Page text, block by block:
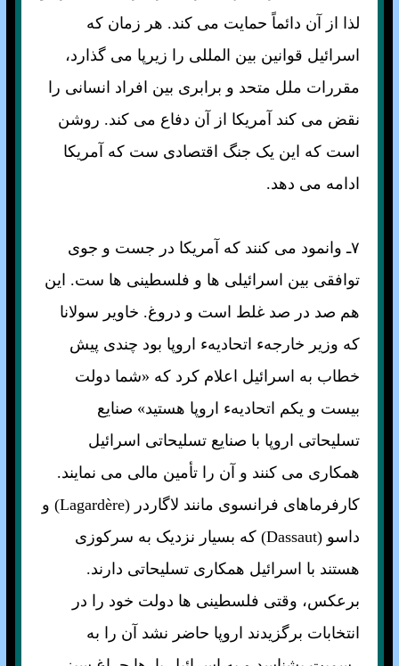
لذا از آن دائماً حمايت می کند. هر زمان که
اسرائيل قوانين بين المللی را زيرپا می گذارد،
مقررات ملل متحد و برابری بين افراد انسانی را
نقض می کند آمريکا از آن دفاع می کند. روشن
است که اين يک جنگ اقتصادی ست که آمريکا
ادامه می دهد.
۷ـ وانمود می کنند که آمريکا در جست و جوی
توافقی بين اسرائيلی ها و فلسطينی ها ست. اين
هم صد در صد غلط است و دروغ. خاوير سولانا
که وزير خارجهء اتحاديهء اروپا بود چندی پيش
خطاب به اسرائيل اعلام کرد که «شما دولت
بيست و يکم اتحاديهء اروپا هستيد» صنايع
تسليحاتی اروپا با صنايع تسليحاتی اسرائيل
همکاری می کنند و آن را تأمين مالی می نمايند.
کارفرماهای فرانسوی مانند لاگاردر (Lagardère) و
داسو (Dassaut) که بسيار نزديک به سرکوزی
هستند با اسرائيل همکاری تسليحاتی دارند.
برعکس، وقتی فلسطينی ها دولت خود را در
انتخابات برگزيدند اروپا حاضر نشد آن را به